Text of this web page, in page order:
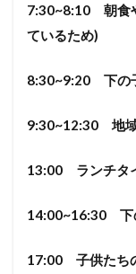
7:30~8:10 朝食
ているため)
8:30~9:20 下の
9:30~12:30 地域
13:00 ランチタ
14:00~16:30 下
17:00 子供たち